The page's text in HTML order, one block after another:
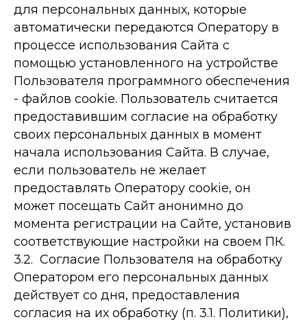
для персональных данных, которые
автоматически передаются Оператору в
процессе использования Сайта с
помощью установленного на устройстве
Пользователя программного обеспечения
- файлов cookie. Пользователь считается
предоставившим согласие на обработку
своих персональных данных в момент
начала использования Сайта. В случае,
если пользователь не желает
предоставлять Оператору cookie, он
может посещать Сайт анонимно до
момента регистрации на Сайте, установив
соответствующие настройки на своем ПК.
3.2. Согласие Пользователя на обработку
Оператором его персональных данных
действует со дня, предоставления
согласия на их обработку (п. 3.1. Политики),